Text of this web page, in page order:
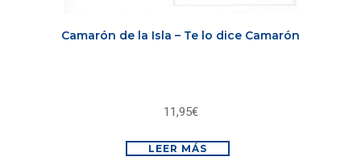
Camarón de la Isla – Te lo dice Camarón
11,95€
LEER MÁS